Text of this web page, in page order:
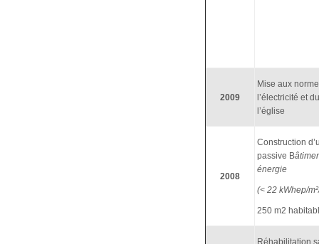
2009
Mise aux
l’électricité et
l’église
2008
Construction
passive B
énergie
(< 22 kWhep/
250 m2